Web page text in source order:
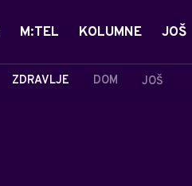
ZDRAVLJE DOM JOŠ
M:TEL KOLUMNE JOŠ